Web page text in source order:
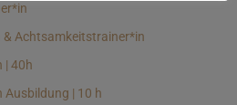
Achtsamkeitstrainer*in
| 40h
| 10 h